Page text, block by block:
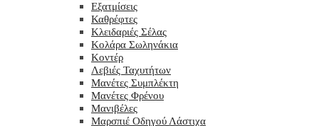
Εξατμίσεις
Καθρέφτες
Κλειδαριές Σέλας
Κολάρα Σωληνάκια
Κοντέρ
Λεβιές Ταχυτήτων
Μανέτες Συμπλέκτη
Μανέτες Φρένου
Μανιβέλες
Μαρσπιέ Οδηγού Λάστιχα